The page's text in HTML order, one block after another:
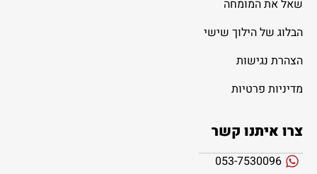
שאל את המומחה
הבלוג של הילוך שישי
הצהרת נגישות
מדיניות פרטיות
צרו איתנו קשר
053-7530096